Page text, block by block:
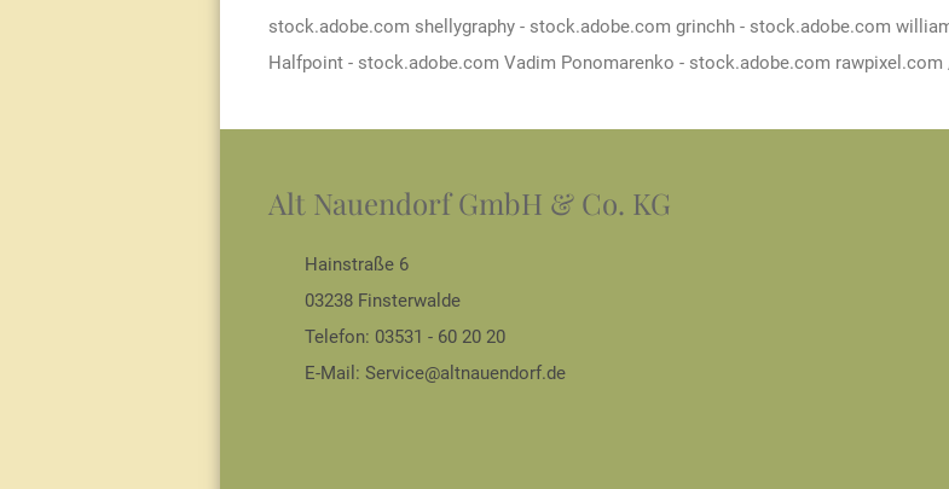
stock.adobe.com shellygraphy - stock.adobe.com grinchh - stock.adobe.com
Halfpoint - stock.adobe.com Vadim Ponomarenko - stock.adobe.com rawpixel.com
Alt Nauendorf GmbH & Co. KG
Hainstraße 6
03238 Finsterwalde
Telefon: 03531 - 60 20 20
E-Mail: Service@altnauendorf.de